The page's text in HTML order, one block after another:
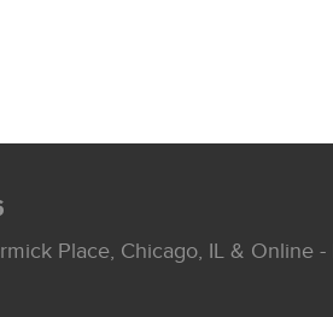
Place, Chicago, IL & Online